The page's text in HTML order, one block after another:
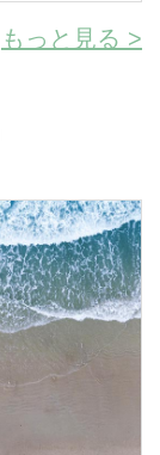
もっと見る >